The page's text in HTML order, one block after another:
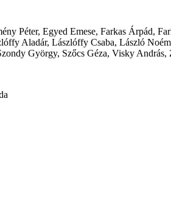
Péter, Egyed Emese, Farkas Árpád,
Aladár, Lászlóffy Csaba, László
György, Szőcs Géza, Visky András,